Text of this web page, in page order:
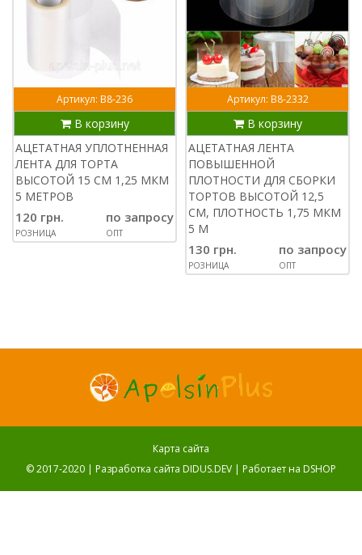
Артикул: В8-236
В корзину
АЦЕТАТНАЯ УПЛОТНЕННАЯ
ЛЕНТА ДЛЯ ТОРТА
ВЫСОТОЙ 15 СМ 1,25 МКМ
5 МЕТРОВ
120 грн.
РОЗНИЦА
по запросу
ОПТ
Артикул: В8-2332
В корзину
АЦЕТАТНАЯ ЛЕНТА
ПОВЫШЕННОЙ
ПЛОТНОСТИ ДЛЯ СБОРКИ
ТОРТОВ ВЫСОТОЙ 12,5
СМ, ПЛОТНОСТЬ 1,75 МКМ
5 М
130 грн.
РОЗНИЦА
по запросу
ОПТ
Карта сайта
© 2017-2020 | Разработка сайта DIDUS.DEV | Работает на DSHOP